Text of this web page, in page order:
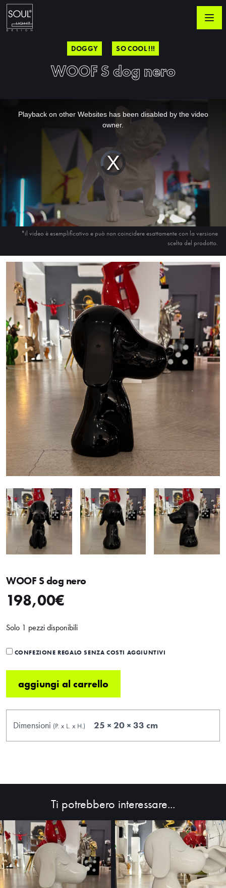
DOGGY SO COOL !!!
WOOF S dog nero
Video
Player
is
loading.
Playback on other Websites has been disabled by the video
owner.
*il video è esemplificativo e può non coincidere esattamente con la versione
scelta del prodotto.
WOOF S dog nero
198,00€
Solo 1 pezzi disponibili
CONFEZIONE REGALO SENZA COSTI AGGIUNTIVI
aggiungi al carrello
Dimensioni (P. x L. x H.) 25 × 20 × 33 cm
Ti potrebbero interessare...